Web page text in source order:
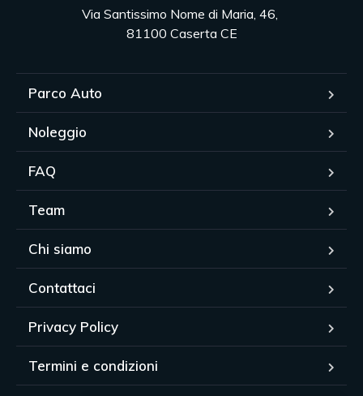
Via Santissimo Nome di Maria, 46,
81100 Caserta CE
Parco Auto
Noleggio
FAQ
Team
Chi siamo
Contattaci
Privacy Policy
Termini e condizioni